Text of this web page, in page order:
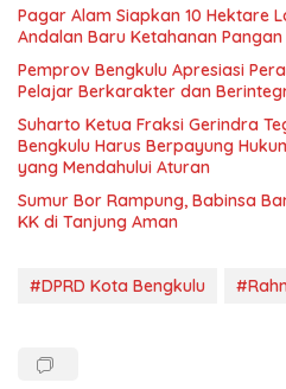
Pagar Alam Siapkan 10 Hektare
Andalan Baru Ketahanan Pangan
Pemprov Bengkulu Apresiasi
Pelajar Berkarakter dan
Suharto Ketua Fraksi Gerindra
Bengkulu Harus Berpayung
yang Mendahului Aturan
Sumur Bor Rampung, Babinsa
KK di Tanjung Aman
#DPRD Kota Bengkulu